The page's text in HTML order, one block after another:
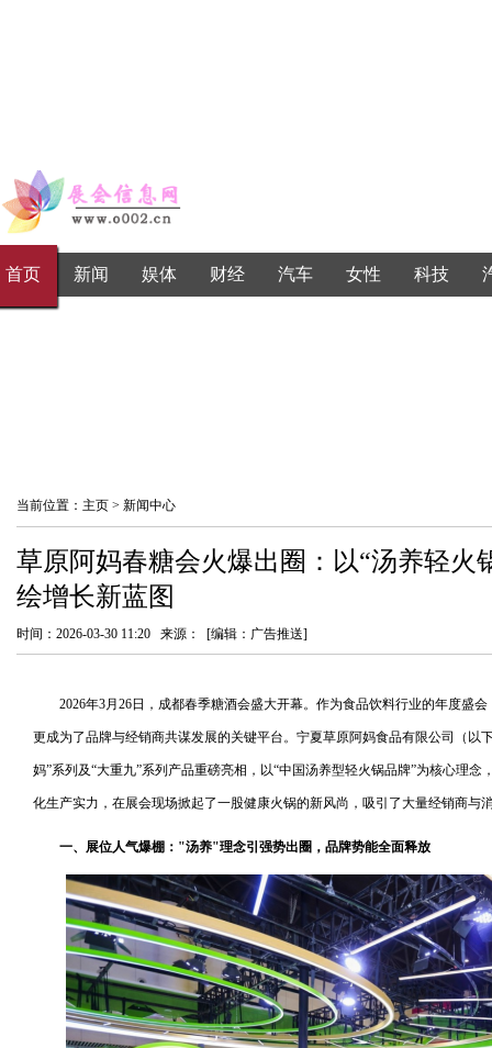
首页 新闻 娱体 财经 汽车 女性 科技
当前位置： 主页 > 新闻中心
草原阿妈春糖会火爆出圈：以“汤养轻火
绘增长新蓝图
时间：2026-03-30 11:20 来源： [编辑：广告推送]
2026年3月26日，成都春季糖酒会盛大开幕。作为食品饮料行业的年度盛
更成为了品牌与经销商共谋发展的关键平台。宁夏草原阿妈食品有限公司（以
妈”系列及“大重九”系列产品重磅亮相，以“中国汤养型轻火锅品牌”为核心理念
化生产实力，在展会现场掀起了一股健康火锅的新风尚，吸引了大量经销商与
一、展位人气爆棚："汤养"理念引强势出圈，品牌势能全面释放